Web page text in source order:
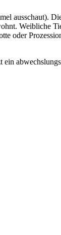
ausschaut).
Weibliche
oder
ein